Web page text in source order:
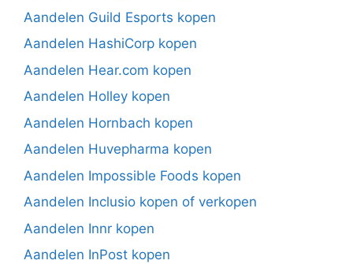
Aandelen Guild Esports kopen
Aandelen HashiCorp kopen
Aandelen Hear.com kopen
Aandelen Holley kopen
Aandelen Hornbach kopen
Aandelen Huvepharma kopen
Aandelen Impossible Foods kopen
Aandelen Inclusio kopen of verkopen
Aandelen Innr kopen
Aandelen InPost kopen